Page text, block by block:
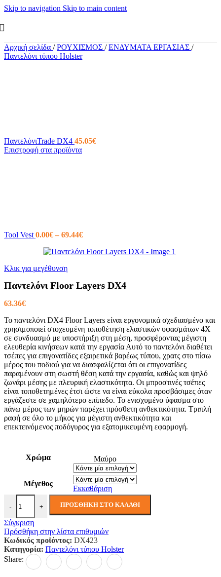
Skip to navigation Skip to main content
Αρχική σελίδα / ΡΟΥΧΙΣΜΟΣ / ΕΝΔΥΜΑΤΑ ΕΡΓΑΣΙΑΣ /
Παντελόνι τύπου Holster
ΠαντελόνιTrade DX4 45.05€
Επιστροφή στα προϊόντα
Tool Vest 0.00€ – 69.44€Price
0.00€
Κλικ για μεγέθυνση
Παντελόνι Floor Layers DX4
63.36€
Το παντελόνι DX4 Floor Layers είναι εργονομικά σχεδιασμένο και
χρησιμοποιεί στοχευμένη τοποθέτηση ελαστικών υφασμάτων 4X
σε συνδυασμό με υποστήριξη στη μέση, προσφέροντας μέγιστη
ελευθερία κινήσεων κατά την εργασία Αυτό το παντελόνι διαθέτει
τσέπες για επιγονατίδες εξαιρετικά βαρέως τύπου, χρατς στο πίσω
μέρος του ποδιού για να διασφαλίζεται ότι οι επιγονατίδες
παραμένουν στη σωστή θέση κατά την εργασία, καθώς και ψηλό
ζωνάρι μέσης με πλευρική ελαστικότητα. Οι μπροστινές τσέπες
είναι τοποθετημένες έτσι ώστε να είναι εύκολα προσβάσιμες όταν
εργάζεστε σε χαμηλότερο επίπεδο. Το ενισχυμένο ύφασμα στο
πάνω μέρος των μηρών παρέχει πρόσθετη ανθεκτικότητα. Τριπλή
ραφή σε όλο το μήκος για μέγιστη ανθεκτικότητα και
επεκτεινόμενος ποδόγυρος για εξατομικευμένη εφαρμογή.
Χρώμα Μαύρο
Μέγεθος
Εκκαθάριση
-
Παντελόνι Floor Layers DX4 ποσότητα
+ ΠΡΟΣΘΉΚΗ ΣΤΟ ΚΑΛΆΘΙ
Σύγκριση
Πρόσθήκη στην λίστα επιθυμιών
Κωδικός προϊόντος: DX423
Κατηγορία: Παντελόνι τύπου Holster
Share: